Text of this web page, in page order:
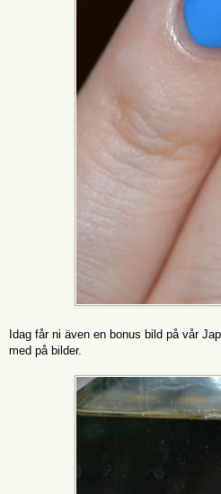
Idag får ni även en bonus bild på vår
med på bilder.